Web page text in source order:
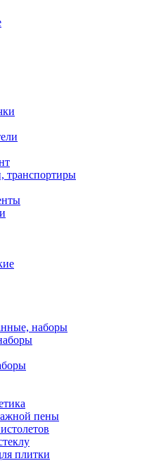
транспортиры
наборы
пены
плитки